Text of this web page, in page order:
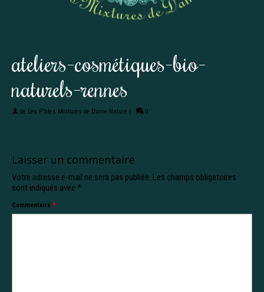
ateliers-cosmétiques-bio-
naturels-rennes
de Les P'tites Mixtures de Dame Nature | 0
Laisser un commentaire
Votre adresse e-mail ne sera pas publiée. Les champs obligatoires
sont indiqués avec *
Commentaire *